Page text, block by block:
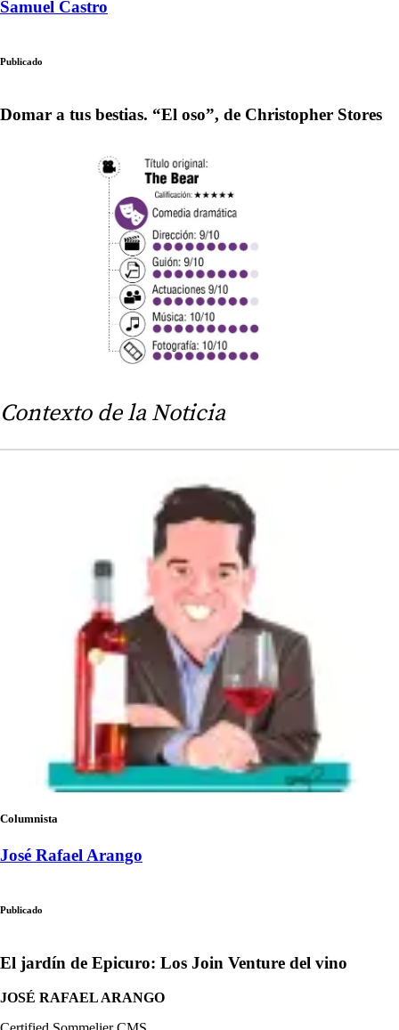
Samuel Castro
Publicado
Domar a tus bestias. “El oso”, de Christopher Stores
Contexto de la Noticia
Columnista
José Rafael Arango
Publicado
El jardín de Epicuro: Los Join Venture del vino
JOSÉ RAFAEL ARANGO